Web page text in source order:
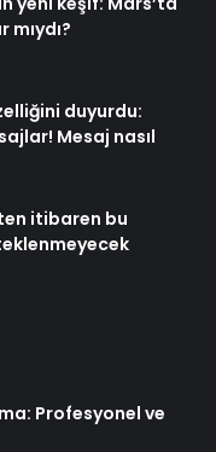
duyurdu:
Mesaj nasıl
itibaren bu
Profesyonel ve